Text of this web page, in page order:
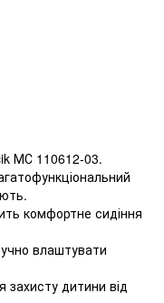
МС 110612-03.
комфортне сидіння
влаштувати
дитини від